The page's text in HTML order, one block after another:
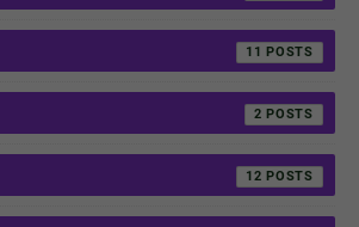
11
2
12